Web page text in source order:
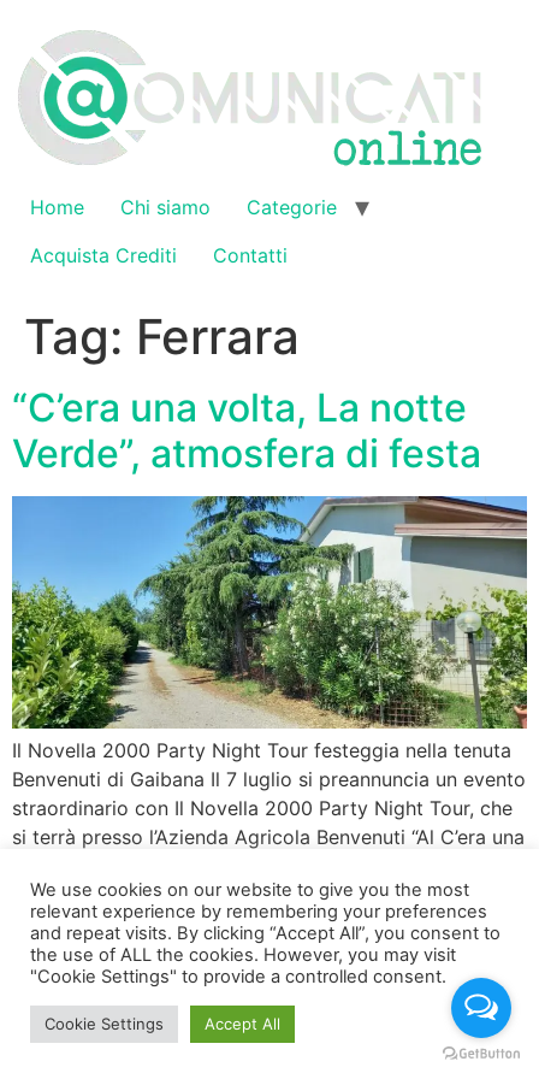
contenuto
Home Chi siamo
Categorie
Acquista Crediti
Contatti
Tag: Ferrara
“C’era una volta, La notte
Verde”, atmosfera di festa
Il Novella 2000 Party Night Tour festeggia nella tenuta
Benvenuti di Gaibana Il 7 luglio si preannuncia un evento
straordinario con Il Novella 2000 Party Night Tour, che
si terrà presso l’Azienda Agricola Benvenuti “Al C’era una
Gaibana, Ferrara. Questo evento esclusivo rappresenta
un’opportunità unica per ritrovarsi […]
We use cookies on our website to give you the most
relevant experience by remembering your preferences
and repeat visits. By clicking “Accept All”, you consent to
the use of ALL the cookies. However, you may visit
"Cookie Settings" to provide a controlled consent.
Cookie Settings Accept All